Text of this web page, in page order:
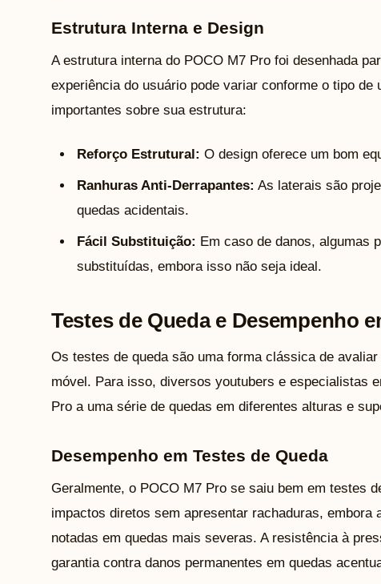
Estrutura Interna e Design
A estrutura interna do POCO M7 Pro foi desenhada
experiência do usuário pode variar conforme o tipo de
importantes sobre sua estrutura:
Reforço Estrutural: O design oferece um bom
Ranhuras Anti-Derrapantes: As laterais são
quedas acidentais.
Fácil Substituição: Em caso de danos, algumas
substituídas, embora isso não seja ideal.
Testes de Queda e Desempenho
Os testes de queda são uma forma clássica de
móvel. Para isso, diversos youtubers e especialistas
Pro a uma série de quedas em diferentes alturas e
Desempenho em Testes de Queda
Geralmente, o POCO M7 Pro se saiu bem em testes
impactos diretos sem apresentar rachaduras, embora
notadas em quedas mais severas. A resistência à
garantia contra danos permanentes em quedas